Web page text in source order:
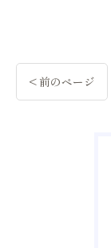
< 前のページ